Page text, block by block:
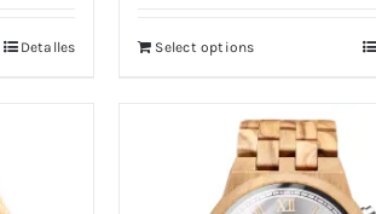
Detalles Select options